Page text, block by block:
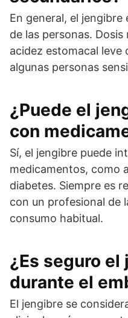
En general, el jengibre
de las personas.
acidez estomacal leve
algunas personas
¿Puede el
con
Sí, el jengibre puede
medicamentos, como
diabetes. Siempre es
con un profesional de
consumo habitual.
¿Es seguro el
durante el
El jengibre se